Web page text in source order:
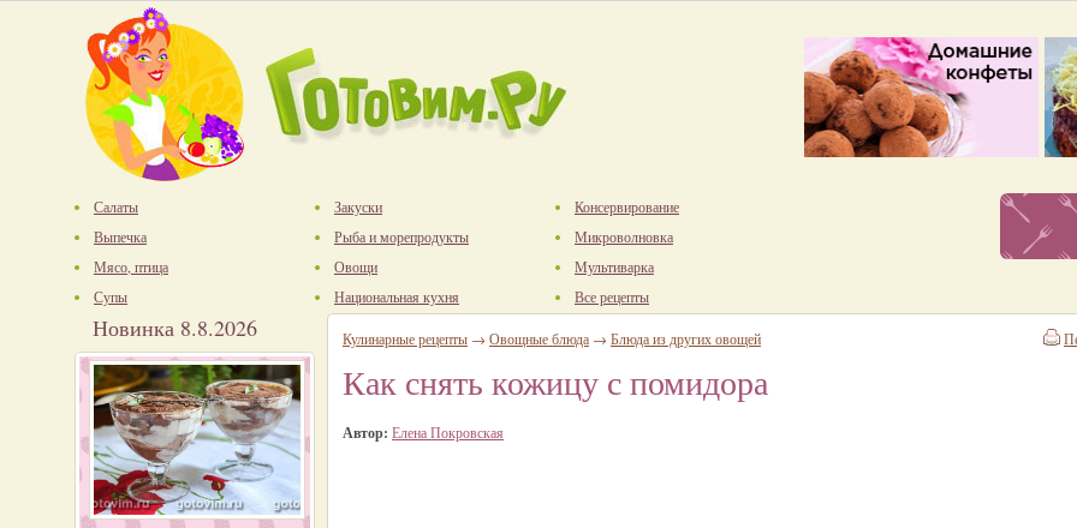
Салаты
Выпечка
Мясо, птица
Супы
Закуски
Рыба и морепродукты
Овощи
Национальная кухня
Консервирование
Микроволновка
Мультиварка
Все рецепты
Новинка 8.8.2026 Кулинарные рецепты → Овощные блюда → Блюда из других овощей
Как снять кожицу с помидора
Автор: Елена Покровская